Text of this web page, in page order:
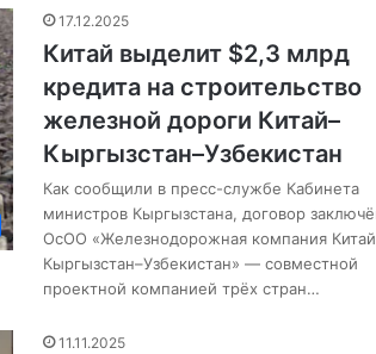
17.12.2025
Китай выделит $2,3 млрд
кредита на строительство
железной дороги Китай–
Кыргызстан–Узбекистан
Как сообщили в пресс-службе Кабинета
министров Кыргызстана, договор
ОсОО «Железнодорожная компания
Кыргызстан–Узбекистан» — совместной
проектной компанией трёх стран…
11.11.2025